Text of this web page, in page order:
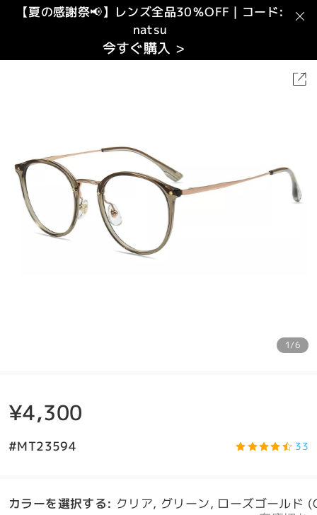
【夏の感謝祭📢】レンズ全品30％OFF｜コード:
natsu
今すぐ購入 >
1/6
¥4,300
#MT23594 33
カラーを選択する: クリア, グリーン, ローズゴールド